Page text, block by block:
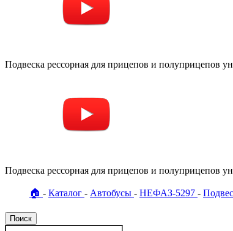
Подвеска рессорная для прицепов и полуприцепов
Подвеска рессорная для прицепов и полуприцепов
🏠 Каталог Автобусы НЕФАЗ-5297